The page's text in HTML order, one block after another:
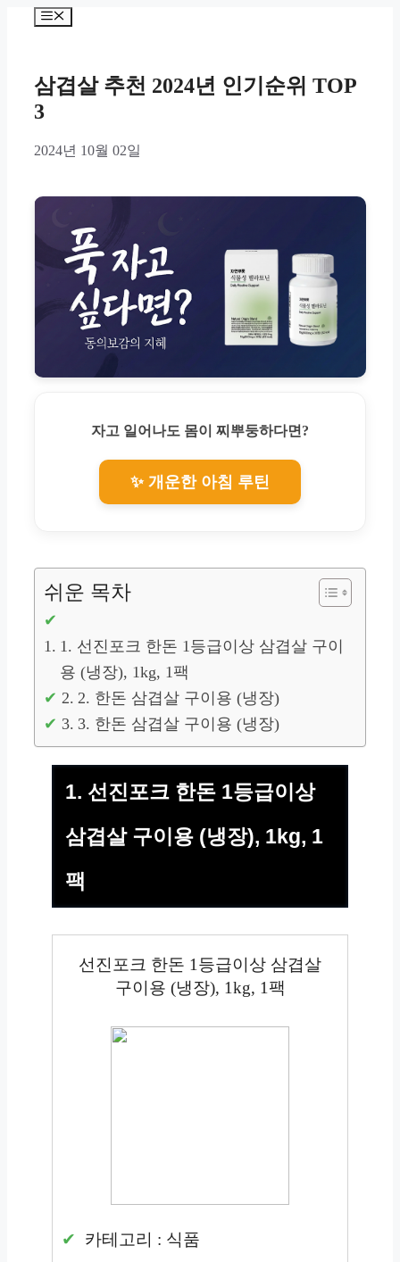
Menu
삼겹살 추천 2024년 인기순위 TOP
3
2024년 10월 02일
자고 일어나도 몸이 찌뿌둥하다면?
✨ 개운한 아침 루틴
쉬운 목차
1. 선진포크 한돈 1등급이상 삼겹살 구이
용 (냉장), 1kg, 1팩
2. 한돈 삼겹살 구이용 (냉장)
3. 한돈 삼겹살 구이용 (냉장)
1. 선진포크 한돈 1등급이상
삼겹살 구이용 (냉장), 1kg, 1
팩
선진포크 한돈 1등급이상 삼겹살
구이용 (냉장), 1kg, 1팩
카테고리 : 식품